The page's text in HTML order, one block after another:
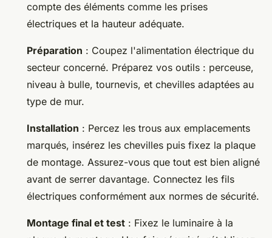
compte des éléments comme les prises
électriques et la hauteur adéquate.
Préparation : Coupez l'alimentation électrique du
secteur concerné. Préparez vos outils : perceuse,
niveau à bulle, tournevis, et chevilles adaptées au
type de mur.
Installation : Percez les trous aux emplacements
marqués, insérez les chevilles puis fixez la plaque
de montage. Assurez-vous que tout est bien aligné
avant de serrer davantage. Connectez les fils
électriques conformément aux normes de sécurité.
Montage final et test : Fixez le luminaire à la